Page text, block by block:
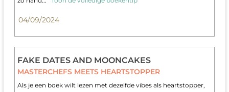
04/09/2024
FAKE DATES AND MOONCAKES
MASTERCHEFS MEETS HEARTSTOPPER
Als je een boek wilt lezen met dezelfde vibes als heartstopper,